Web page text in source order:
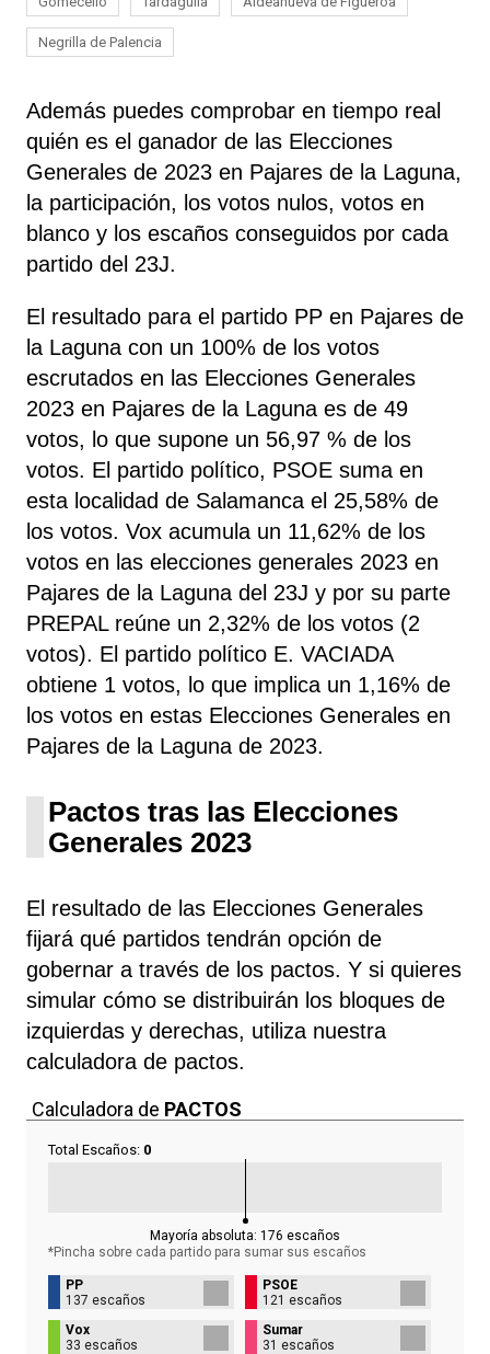
Negrilla de Palencia
Además puedes comprobar en tiempo real
quién es el ganador de las Elecciones
Generales de 2023 en Pajares de la Laguna,
la participación, los votos nulos, votos en
blanco y los escaños conseguidos por cada
partido del 23J.
El resultado para el partido PP en Pajares de
la Laguna con un 100% de los votos
escrutados en las Elecciones Generales
2023 en Pajares de la Laguna es de 49
votos, lo que supone un 56,97 % de los
votos. El partido político, PSOE suma en
esta localidad de Salamanca el 25,58% de
los votos. Vox acumula un 11,62% de los
votos en las elecciones generales 2023 en
Pajares de la Laguna del 23J y por su parte
PREPAL reúne un 2,32% de los votos (2
votos). El partido político E. VACIADA
obtiene 1 votos, lo que implica un 1,16% de
los votos en estas Elecciones Generales en
Pajares de la Laguna de 2023.
Pactos tras las Elecciones
Generales 2023
El resultado de las Elecciones Generales
fijará qué partidos tendrán opción de
gobernar a través de los pactos. Y si quieres
simular cómo se distribuirán los bloques de
izquierdas y derechas, utiliza nuestra
calculadora de pactos.
Calculadora de PACTOS
Total Escaños: 0
Mayoría absoluta: 176 escaños
*Pincha sobre cada partido para sumar sus escaños
PP
137 escaños
PSOE
121 escaños
Vox
33 escaños
Sumar
31 escaños